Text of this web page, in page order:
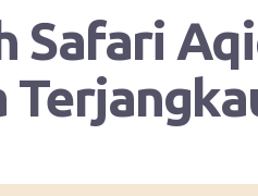
Safari